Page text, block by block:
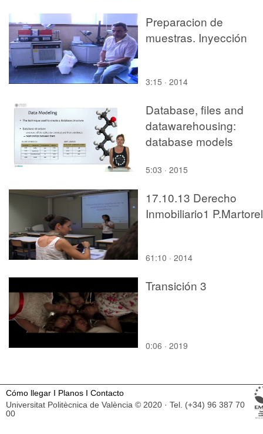
Preparacion de
muestras. Inyección
3:15 · 2014
Database, files and
datawarehousing:
database models
5:03 · 2015
17.10.13 Derecho
Inmobiliario1
61:10 · 2014
Transición 3
0:06 · 2019
Cómo llegar I Planos I Contacto
Universitat Politècnica de València © 2020 · Tel. (+34) 96 387 70
00